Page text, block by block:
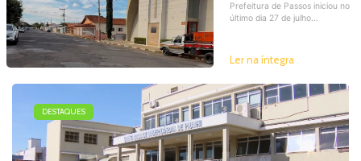
Prefeitura de Passos iniciou no
último dia 27 de julho...
Ler na íntegra
DESTAQUES